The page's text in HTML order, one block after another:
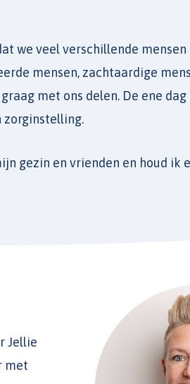
we veel verschillende
mensen, zachtaardige
met ons delen. De ene dag
zorginstelling.
gezin en vrienden en houd ik
Jellie
met